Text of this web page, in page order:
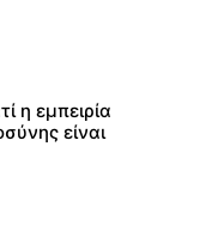
η εμπειρία
είναι